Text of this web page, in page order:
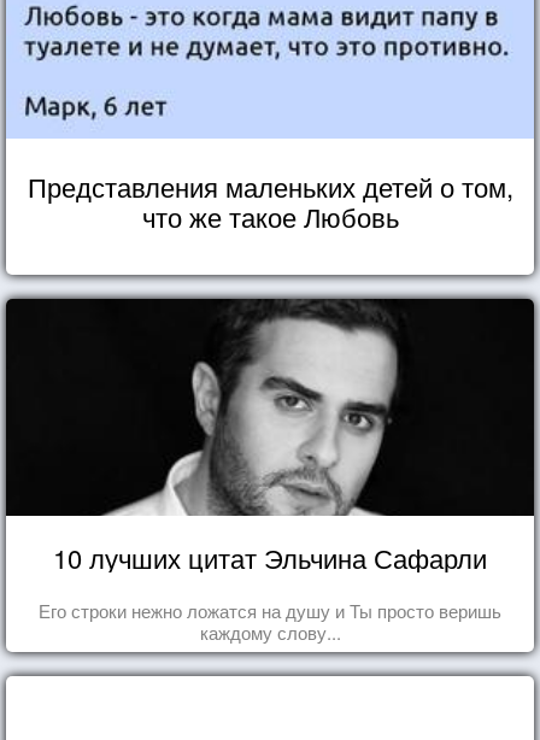
Представления маленьких детей о том,
что же такое Любовь
10 лучших цитат Эльчина Сафарли
Его строки нежно ложатся на душу и Ты просто веришь
каждому слову...